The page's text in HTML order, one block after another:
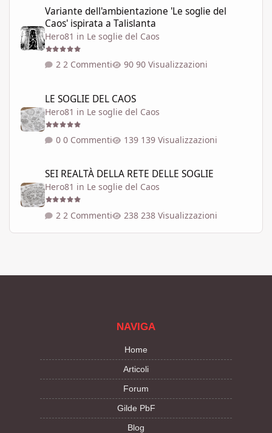
Variante dell'ambientazione 'Le soglie del
Caos' ispirata a Talislanta
Hero81 in Le soglie del Caos
2 Commenti 90 Visualizzazioni
LE SOGLIE DEL CAOS
Hero81 in Le soglie del Caos
0 Commenti 139 Visualizzazioni
SEI REALTÀ DELLA RETE DELLE SOGLIE
Hero81 in Le soglie del Caos
2 Commenti 238 Visualizzazioni
NAVIGA
Home
Articoli
Forum
Gilde PbF
Blog